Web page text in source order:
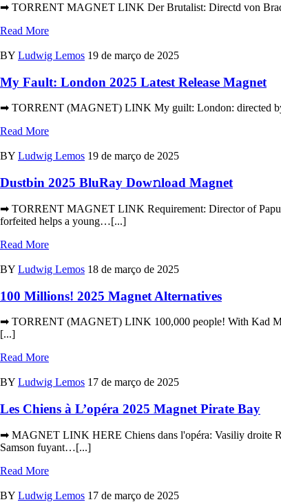
➡ TORRENT MAGNET LINK Der Brutalist: Directd von
Read More
BY Ludwig Lemos 19 de março de 2025
My Fault: London 2025 Latest Release Magnet
➡ TORRENT (MAGNET) LINK My guilt: London: directed
Read More
BY Ludwig Lemos 19 de março de 2025
Dustbin 2025 BluRay Dow𝚗load Magnet
➡ TORRENT MAGNET LINK Requirement: Director of Papu
forfeited helps a young…[...]
Read More
BY Ludwig Lemos 18 de março de 2025
100 Millions! 2025 Magnet Alternatives
➡ TORRENT (MAGNET) LINK 100,000 people! With Kad
[...]
Read More
BY Ludwig Lemos 17 de março de 2025
Les Chiens à L’opéra 2025 Magnet Pirate Bay
➡ MAGNET LINK HERE Chiens dans l'opéra: Vasiliy droite
Samson fuyant…[...]
Read More
BY Ludwig Lemos 17 de março de 2025